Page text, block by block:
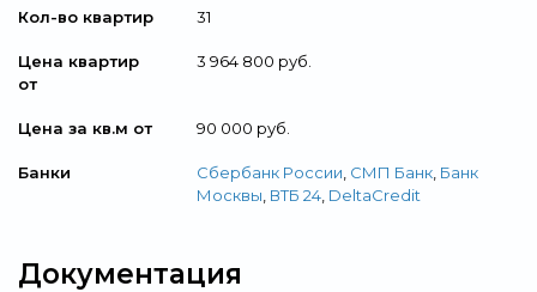
Кол-во квартир 31
Цена квартир
от
3 964 800 руб.
Цена за кв.м от 90 000 руб.
Банки Сбербанк России СМП Банк Банк
Москвы ВТБ 24 DeltaCredit
Документация